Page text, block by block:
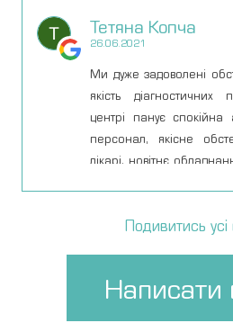
want to have to come
I feel better knowing
Тетяна Копча
26.06.2021
Ми дуже задоволені
якість
центрі панує спокійна
персонал, якісне
лікарі, новітнє
Подивитись усі
Написати